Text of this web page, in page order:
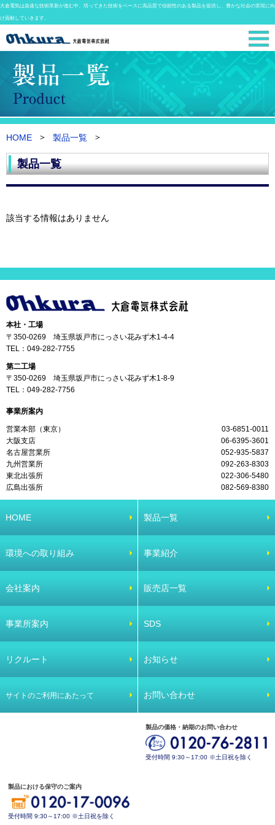
大倉電気は急速な技術革新が進む中、培ってきた技術をベースに高品質で信頼性のある製品を提供し、豊かな社会の実現に向
け貢献していきます。
HOME 製品一覧
製品一覧
該当する情報はありません
本社・工場
〒350-0269 埼玉県坂戸市にっさい花みず木1-4-4
TEL： 049-282-7755
第二工場
〒350-0269 埼玉県坂戸市にっさい花みず木1-8-9
TEL： 049-282-7756
事業所案内
営業本部（東京）
03-6851-0011
大阪支店
06-6395-3601
名古屋営業所
052-935-5837
九州営業所
092-263-8303
東北出張所
022-306-5480
広島出張所
082-569-8380
HOME 製品一覧
環境への取り組み 事業紹介
会社案内 販売店一覧
事業所案内 SDS
リクルート お知らせ
サイトのご利用にあたって お問い合わせ
製品の価格・納期のお問い合わせ
受付時間 9:30～17:00 ※土日祝を除く
製品における保守のご案内
受付時間 9:30～17:00 ※土日祝を除く